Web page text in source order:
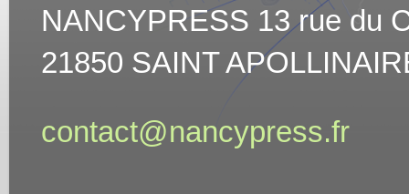
NANCYPRESS 13 rue du
21850 SAINT
contact@nancypress.fr